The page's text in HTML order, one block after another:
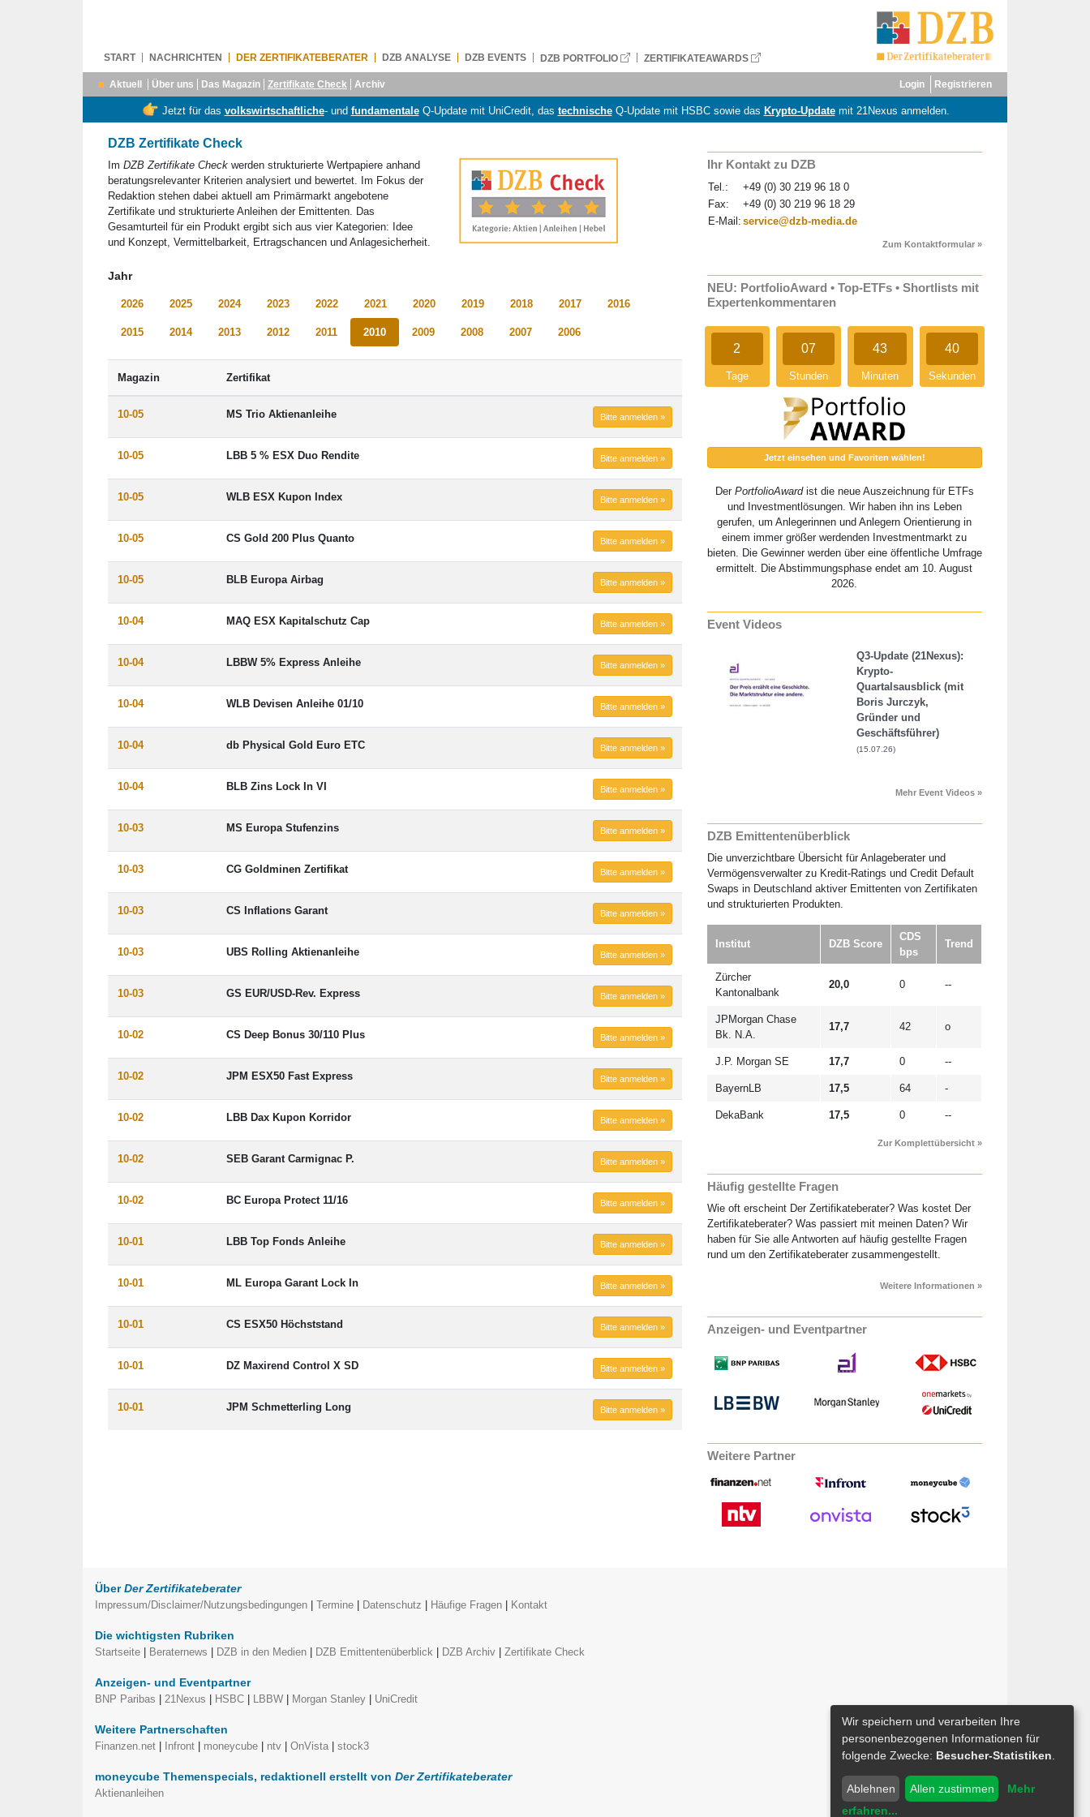
START NACHRICHTEN DER ZERTIFIKATEBERATER DZB ANALYSE DZB EVENTS DZB PORTFOLIO ZERTIFIKATEAWARDS
Aktuell Über uns Das Magazin Zertifikate Check Archiv Login Registrieren
Jetzt für das volkswirtschaftliche- und fundamentaleQ-Update mit UniCredit, das technischeQ-Update mit HSBC sowie das Krypto-Updatemit 21Nexus anmelden.
DZB Zertifikate Check
Im DZB Zertifikate Check werden strukturierte Wertpapiere anhand
beratungsrelevanter Kriterien analysiert und bewertet. Im Fokus der
Redaktion stehen dabei aktuell am Primärmarkt angebotene
Zertifikate und strukturierte Anleihen der Emittenten. Das
Gesamturteil für ein Produkt ergibt sich aus vier Kategorien: Idee
und Konzept, Vermittelbarkeit, Ertragschancen und Anlagesicherheit.
Jahr
2026 2025 2024 2023 2022 2021 2020 2019 2018 2017 2016
2015 2014 2013 2012 2011 2010 2009 2008 2007 2006
Magazin Zertifikat
10-05 MS Trio Aktienanleihe Bitte anmelden »
10-05 LBB 5 % ESX Duo Rendite Bitte anmelden »
10-05 WLB ESX Kupon Index Bitte anmelden »
10-05 CS Gold 200 Plus Quanto Bitte anmelden »
10-05 BLB Europa Airbag Bitte anmelden »
10-04 MAQ ESX Kapitalschutz Cap Bitte anmelden »
10-04 LBBW 5% Express Anleihe Bitte anmelden »
10-04 WLB Devisen Anleihe 01/10 Bitte anmelden »
10-04 db Physical Gold Euro ETC Bitte anmelden »
10-04 BLB Zins Lock In VI Bitte anmelden »
10-03 MS Europa Stufenzins Bitte anmelden »
10-03 CG Goldminen Zertifikat Bitte anmelden »
10-03 CS Inflations Garant Bitte anmelden »
10-03 UBS Rolling Aktienanleihe Bitte anmelden »
10-03 GS EUR/USD-Rev. Express Bitte anmelden »
10-02 CS Deep Bonus 30/110 Plus Bitte anmelden »
10-02 JPM ESX50 Fast Express Bitte anmelden »
10-02 LBB Dax Kupon Korridor Bitte anmelden »
10-02 SEB Garant Carmignac P. Bitte anmelden »
10-02 BC Europa Protect 11/16 Bitte anmelden »
10-01 LBB Top Fonds Anleihe Bitte anmelden »
10-01 ML Europa Garant Lock In Bitte anmelden »
10-01 CS ESX50 Höchststand Bitte anmelden »
10-01 DZ Maxirend Control X SD Bitte anmelden »
10-01 JPM Schmetterling Long Bitte anmelden »
Ihr Kontakt zu DZB
Tel.:
+49 (0) 30 219 96 18 0
Fax:
+49 (0) 30 219 96 18 29
E-Mail: service@dzb-media.de
Zum Kontaktformular »
NEU: PortfolioAward • Top-ETFs • Shortlists mit
Expertenkommentaren
2
Tage
07
Stunden
43
Minuten
39
Sekunden
Jetzt einsehen und Favoriten wählen!
Der PortfolioAwardist die neue Auszeichnung für ETFs
und Investmentlösungen. Wir haben ihn ins Leben
gerufen, um Anlegerinnen und Anlegern Orientierung in
einem immer größer werdenden Investmentmarkt zu
bieten. Die Gewinner werden über eine öffentliche Umfrage
ermittelt. Die Abstimmungsphase endet am 10. August
2026.
Event Videos
Q3-Update (21Nexus):
Krypto-
Quartalsausblick (mit
Boris Jurczyk,
Gründer und
Geschäftsführer)
(15.07.26)
Mehr Event Videos »
DZB Emittentenüberblick
Die unverzichtbare Übersicht für Anlageberater und
Vermögensverwalter zu Kredit-Ratings und Credit Default
Swaps in Deutschland aktiver Emittenten von Zertifikaten
und strukturierten Produkten.
Institut DZB Score
CDS
bps
Trend
Zürcher
Kantonalbank
20,0 0 --
JPMorgan Chase
Bk. N.A.
17,7 42 o
J.P. Morgan SE 17,7 0 --
BayernLB 17,5 64 -
DekaBank 17,5 0 --
Zur Komplettübersicht »
Häufig gestellte Fragen
Wie oft erscheint Der Zertifikateberater? Was kostet Der
Zertifikateberater? Was passiert mit meinen Daten? Wir
haben für Sie alle Antworten auf häufig gestellte Fragen
rund um den Zertifikateberater zusammengestellt.
Weitere Informationen »
Anzeigen- und Eventpartner
Weitere Partner
Über Der Zertifikateberater
Impressum/Disclaimer/Nutzungsbedingungen | Termine | Datenschutz | Häufige Fragen | Kontakt
Die wichtigsten Rubriken
Startseite | Beraternews | DZB in den Medien | DZB Emittentenüberblick | DZB Archiv | Zertifikate Check
Anzeigen- und Eventpartner
BNP Paribas | 21Nexus | HSBC | LBBW | Morgan Stanley | UniCredit
Weitere Partnerschaften
Finanzen.net | Infront | moneycube | ntv | OnVista | stock3
moneycube Themenspecials, redaktionell erstellt von Der Zertifikateberater
Aktienanleihen
Wir speichern und verarbeiten Ihre
personenbezogenen Informationen für
folgende Zwecke: Besucher-Statistiken
Ablehnen Allen zustimmen
Mehr
erfahren...